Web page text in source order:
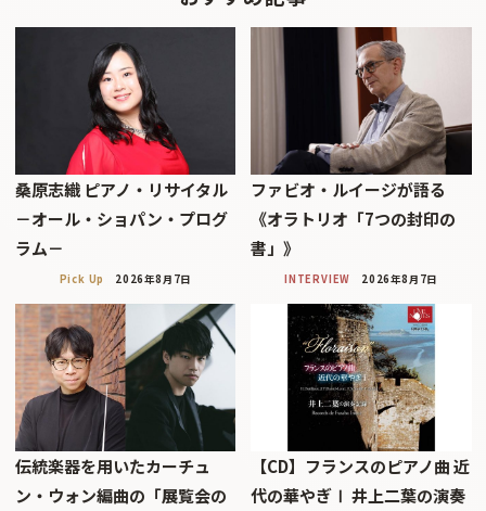
桑原志織 ピアノ・リサイタル
－オール・ショパン・プログ
ラム－
Pick Up 2026年8月7日
ファビオ・ルイージが語る
《オラトリオ「7つの封印の
書」》
INTERVIEW 2026年8月7日
伝統楽器を用いたカーチュ
ン・ウォン編曲の「展覧会の
【CD】フランスのピアノ曲 近
代の華やぎⅠ 井上二葉の演奏